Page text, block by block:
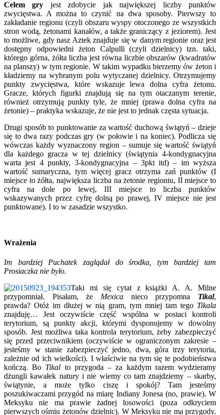
Celem gry jest zdobycie jak największej liczby punktów
zwycięstwa. A można to czynić na dwa sposoby. Pierwszy to
zakładanie regionu (czyli obszaru wyspy otoczonego ze wszystkich
stron wodą, żetonami kanałów, a także graniczący z jeziorem). Jest
to możliwe, gdy nasz Aztek znajduje się w danym regionie oraz jest
dostępny odpowiedni żeton Calpulli (czyli dzielnicy) tzn. taki,
którego górna, żółta liczba jest równa liczbie obszarów (kwadratów
na planszy) w tym regionie. W takim wypadku bierzemy ów żeton i
kładziemy na wybranym polu wytyczanej dzielnicy. Otrzymujemy
punkty zwycięstwa, które wskazuje lewa dolna cyfra żetonu.
Gracze, których figurki znajdują się na tym otaczanym terenie,
również otrzymują punkty tyle, że mniej (prawa dolna cyfra na
żetonie) – praktyka wskazuje, że nie jest to jednak częsta sytuacja.
Drugi sposób to punktowanie za wartość duchową świątyń – dzieje
się to dwa razy podczas gry (w połowie i na koniec). Podlicza się
wówczas każdy wyznaczony region – sumuje się wartość świątyń
dla każdego gracza w tej dzielnicy (świątynia 4-kondygnacyjna
warta jest 4 punkty, 3-kondygnacyjna – 3pkt itd) – im wyższa
wartość sumaryczna, tym więcej gracz otrzyma zań punktów (I
miejsce to żółta, największa liczba na żetonie regioniu, II miejsce to
cyfra na dole po lewej, III miejsce to liczba punktów
wskazywanych przez cyfrę dolną po prawej, IV miejsce nie jest
punktowane). I to w zasadzie wszystko.
Wrażenia
Im bardziej Puchatek zaglądał do środka, tym bardziej tam
Prosiaczka nie było.
Taki mi się cytat z książki A. A. Milne
przypomniał. Pisałam, że Mexica nieco przypomna Tikal,
prawda? Otóż im dłużej w nią gram, tym mniej tam tego Tikala
znajduję… Jest oczywiście część wspólna w postaci kontroli
terytorium, są punkty akcji, którymi dysponujemy w dowolny
sposób. Jest możliwa taka kontrola terytorium, żeby zabezpieczyć
się przed przeciwnikiem (oczywiście w ograniczonym zakresie –
jesteśmy w stanie zabezpieczyć jedno, dwa, góra trzy terytoria,
zależnie od ich wielkości). I właściwie na tym się te podobieństwa
kończą. Bo Tikal to przygoda – za każdym razem wydzieramy
dżungli kawałek natury i nie wiemy co tam znajdziemy – skarby,
świątynie, a może tylko ciszę i spokój? Tam jesteśmy
poszukiwaczami przygód na miarę Indiany Jonesa (no, prawie). W
Meksyku nie ma prawie żadnej losowości (poza odkryciem
pierwszych ośmiu żetonów dzielnic). W Meksyku nie ma przygody.